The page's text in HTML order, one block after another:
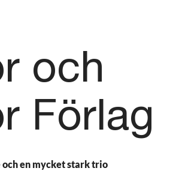
och
Förlag
och en mycket stark trio